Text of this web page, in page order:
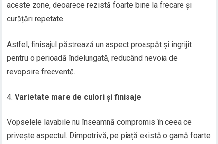
aceste zone, deoarece rezistă foarte bine la frecare și
curățări repetate.
Astfel, finisajul păstrează un aspect proaspăt și îngrijit
pentru o perioadă îndelungată, reducând nevoia de
revopsire frecventă.
Varietate mare de culori și finisaje
Vopselele lavabile nu înseamnă compromis în ceea ce
privește aspectul. Dimpotrivă, pe piață există o gamă foarte